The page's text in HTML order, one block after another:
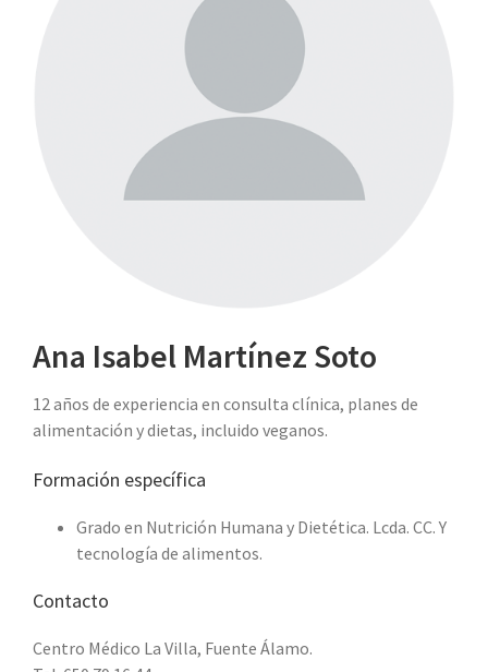
Ana Isabel Martínez Soto
12 años de experiencia en consulta clínica, planes de
alimentación y dietas, incluido veganos.
Formación específica
Grado en Nutrición Humana y Dietética. Lcda. CC. Y
tecnología de alimentos.
Contacto
Centro Médico La Villa, Fuente Álamo.